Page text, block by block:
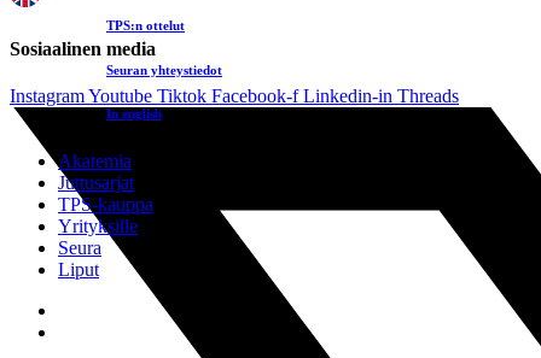
TPS:n ottelut
Seuran yhteystiedot
In english
Akatemia
Juttusarjat
TPS-kauppa
Yrityksille
Seura
Liput
Sosiaalinen media
InstagramYoutube Tiktok Facebook-f Linkedin-in Threads